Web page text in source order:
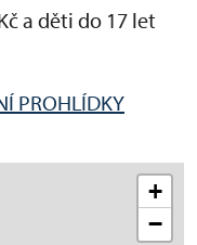
a děti do 17 let
PROHLÍDKY
+
−